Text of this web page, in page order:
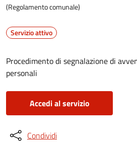
(Regolamento comunale)
Servizio attivo
Procedimento di segnalazione di
personali
Accedi al servizio
Condividi